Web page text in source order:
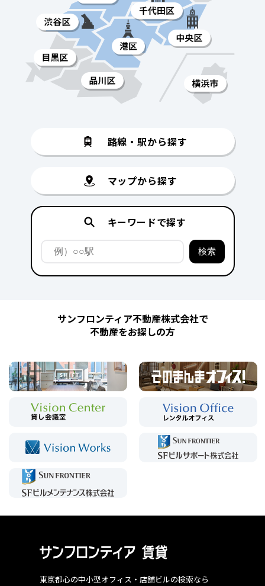
路線・駅から探す
マップから探す
キーワードで探す
サンフロンティア不動産株式会社で
不動産をお探しの方
東京都心の中小型オフィス・店舗ビルの検索なら